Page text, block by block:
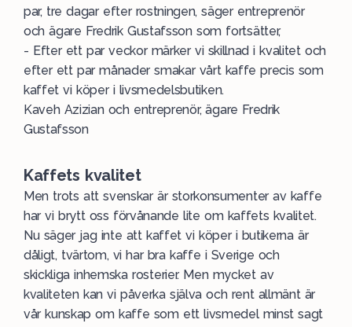
par, tre dagar efter rostningen, säger entreprenör
och ägare Fredrik Gustafsson som fortsätter,
- Efter ett par veckor märker vi skillnad i kvalitet och
efter ett par månader smakar vårt kaffe precis som
kaffet vi köper i livsmedelsbutiken.
Kaveh Azizian och entreprenör, ägare Fredrik
Gustafsson
Kaffets kvalitet
Men trots att svenskar är storkonsumenter av kaffe
har vi brytt oss förvånande lite om kaffets kvalitet.
Nu säger jag inte att kaffet vi köper i butikerna är
dåligt, tvärtom, vi har bra kaffe i Sverige och
skickliga inhemska rosterier. Men mycket av
kvaliteten kan vi påverka själva och rent allmänt är
vår kunskap om kaffe som ett livsmedel minst sagt